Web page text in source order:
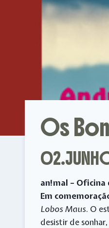
Os
an!mal – Oficina
Em
Lobos Maus. O
desistir de